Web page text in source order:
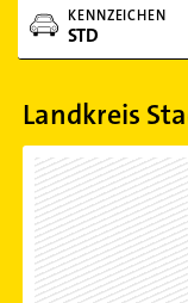
KENNZEICHEN
STD
Landkreis